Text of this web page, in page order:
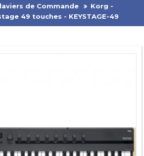
de Commande
Korg -
49 touches - KEYSTAGE-49